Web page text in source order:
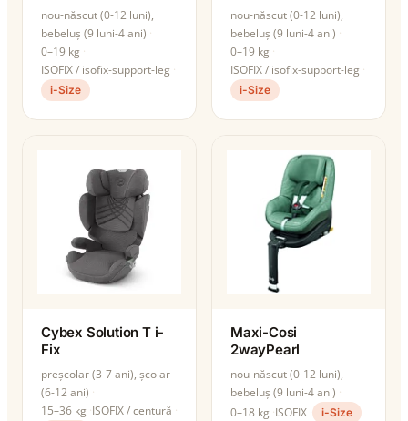
nou-născut (0-12 luni),
bebeluș (9 luni-4 ani)
0–19 kg
ISOFIX / isofix-support-leg
i-Size
nou-născut (0-12 luni),
bebeluș (9 luni-4 ani)
0–19 kg
ISOFIX / isofix-support-leg
i-Size
Cybex Solution T i-
Fix
preșcolar (3-7 ani), școlar
(6-12 ani)
15–36 kg ISOFIX / centură
Maxi-Cosi
2wayPearl
nou-născut (0-12 luni),
bebeluș (9 luni-4 ani)
0–18 kg ISOFIX i-Size